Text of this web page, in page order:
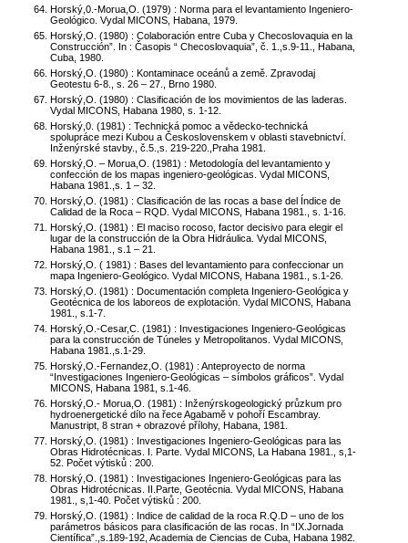
Horský,0.-Morua,O. (1979) : Norma para el levantamiento Ingeniero-
Geológico. Vydal MICONS, Habana, 1979.
Horský,O. (1980) : Colaboración entre Cuba y Checoslovaquia en la
Construcción”. In : Časopis “ Checoslovaquia”, č. 1.,s.9-11., Habana,
Cuba, 1980.
Horský,O. (1980) : Kontaminace oceánů a země. Zpravodaj
Geotestu 6-8., s. 26 – 27., Brno 1980.
Horský,O. (1980) : Clasificación de los movimientos de las laderas.
Vydal MICONS, Habana 1980, s. 1-12.
Horský,0. (1981) : Technická pomoc a vědecko-technická
spolupráce mezi Kubou a Československem v oblasti stavebnictví.
Inženýrské stavby., č.5.,s. 219-220.,Praha 1981.
Horský,O. – Morua,O. (1981) : Metodología del levantamiento y
confección de los mapas ingeniero-geológicas. Vydal MICONS,
Habana 1981.,s. 1 – 32.
Horský,O. (1981) : Clasificación de las rocas a base del Índice de
Calidad de la Roca – RQD. Vydal MICONS, Habana 1981., s. 1-16.
Horský,O. (1981) : El maciso rocoso, factor decisivo para elegir el
lugar de la construcción de la Obra Hidráulica. Vydal MICONS,
Habana 1981., s.1 – 21.
Horský,O. ( 1981) : Bases del levantamiento para confeccionar un
mapa Ingeniero-Geológico. Vydal MICONS, Habana 1981., s.1-26.
Horský,O. (1981) : Documentación completa Ingeniero-Geológica y
Geotécnica de los laboreos de explotación. Vydal MICONS, Habana
1981., s.1-7.
Horský,O.-Cesar,C. (1981) : Investigaciones Ingeniero-Geológicas
para la construcción de Túneles y Metropolitanos. Vydal MICONS,
Habana 1981.,s.1-29.
Horský,O.-Fernandez,O. (1981) : Anteproyecto de norma
“Investigaciones Ingeniero-Geológicas – símbolos gráficos”. Vydal
MICONS, Habana 1981, s.1-46.
Horský,O.- Morua,O. (1981) : Inženýrskogeologický průzkum pro
hydroenergetické dílo na řece Agabamě v pohoří Escambray.
Manustript, 8 stran + obrazové přílohy, Habana, 1981.
Horský,O. (1981) : Investigaciones Ingeniero-Geológicas para las
Obras Hidrotécnicas. I. Parte. Vydal MICONS, La Habana 1981., s,1-
52. Počet výtisků : 200.
Horský,O. (1981) : Investigaciones Ingeniero-Geológicas para las
Obras Hidrotécnicas. II.Parte, Geotécnia. Vydal MICONS, Habana
1981., s,1-40. Počet výtisků : 200.
Horský,O. (1981) : Indice de calidad de la roca R.Q.D – uno de los
parámetros básicos para clasificación de las rocas. In “IX.Jornada
Científica”.,s.189-192, Academia de Ciencias de Cuba, Habana 1982.